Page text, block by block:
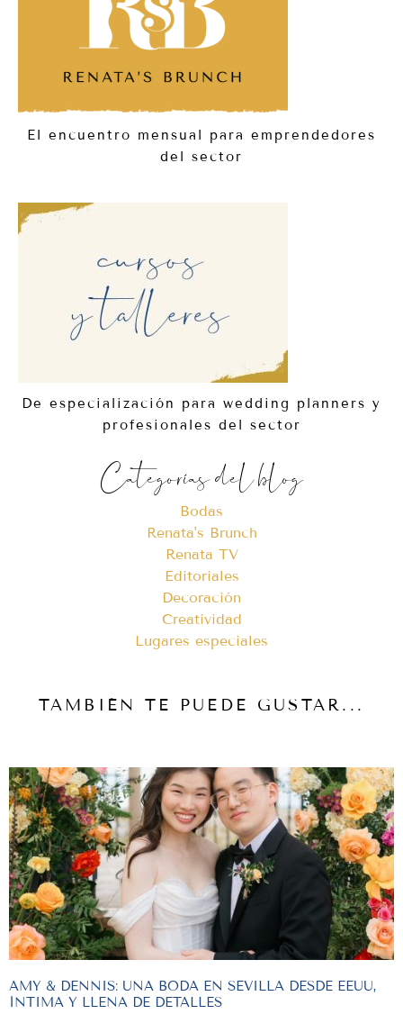
El encuentro mensual para emprendedores
del sector
De especialización para wedding planners y
profesionales del sector
Categorías del blog
Bodas
Renata's Brunch
Renata TV
Editoriales
Decoración
Creatividad
Lugares especiales
TAMBIÉN TE PUEDE GUSTAR...
AMY & DENNIS: UNA BODA EN SEVILLA DESDE EEUU,
ÍNTIMA Y LLENA DE DETALLES